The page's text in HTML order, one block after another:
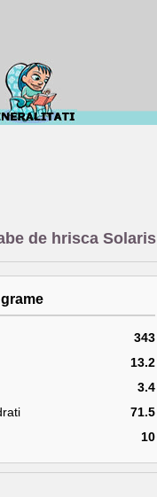
de hrisca Solaris
343
13.2
3.4
71.5
10